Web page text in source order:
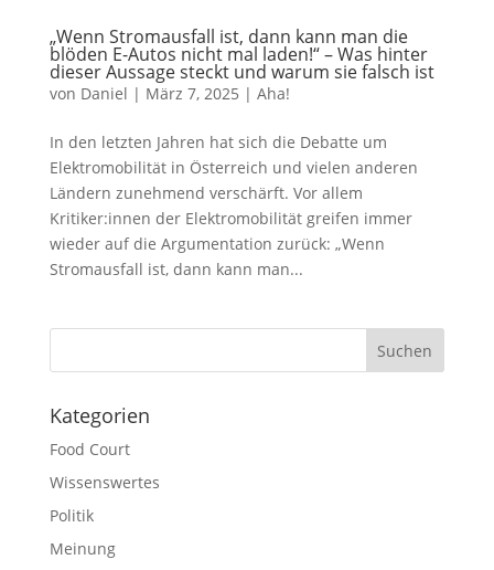
„Wenn Stromausfall ist, dann kann man die
blöden E-Autos nicht mal laden!“ – Was hinter
dieser Aussage steckt und warum sie falsch ist
von Daniel | März 7, 2025 | Aha!
In den letzten Jahren hat sich die Debatte um
Elektromobilität in Österreich und vielen anderen
Ländern zunehmend verschärft. Vor allem
Kritiker:innen der Elektromobilität greifen immer
wieder auf die Argumentation zurück: „Wenn
Stromausfall ist, dann kann man...
Suchen
Kategorien
Food Court
Wissenswertes
Politik
Meinung